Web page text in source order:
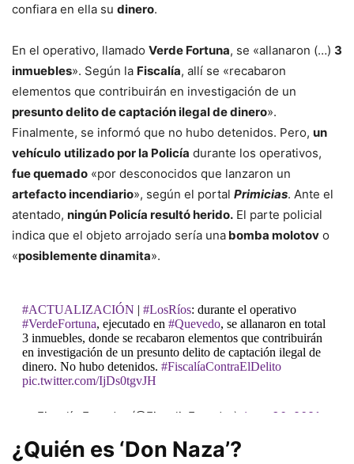
confiara en ella su dinero.
En el operativo, llamado Verde Fortuna, se «allanaron (…) 3
inmuebles». Según la Fiscalía, allí se «recabaron
elementos que contribuirán en investigación de un
presunto delito de captación ilegal de dinero».
Finalmente, se informó que no hubo detenidos. Pero, un
vehículo utilizado por la Policía durante los operativos,
fue quemado «por desconocidos que lanzaron un
artefacto incendiario», según el portal Primicias. Ante el
atentado, ningún Policía resultó herido. El parte policial
indica que el objeto arrojado sería una bomba molotov o
«posiblemente dinamita».
#ACTUALIZACIÓN | #LosRíos: durante el operativo
#VerdeFortuna, ejecutado en #Quevedo, se allanaron en total
3 inmuebles, donde se recabaron elementos que contribuirán
en investigación de un presunto delito de captación ilegal de
dinero. No hubo detenidos. #FiscalíaContraElDelito
pic.twitter.com/IjDs0tgvJH
— Fiscalía Ecuador (@FiscaliaEcuador) June 30, 2021
¿Quién es ‘Don Naza’?